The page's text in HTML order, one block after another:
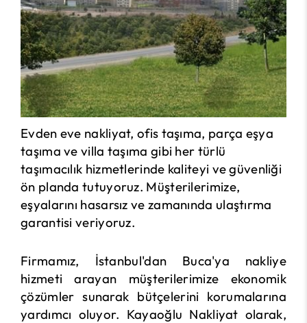
Evden eve nakliyat, ofis taşıma, parça eşya
taşıma ve villa taşıma gibi her türlü
taşımacılık hizmetlerinde kaliteyi ve güvenliği
ön planda tutuyoruz. Müşterilerimize,
eşyalarını hasarsız ve zamanında ulaştırma
garantisi veriyoruz.
Firmamız, İstanbul'dan Buca'ya nakliye
hizmeti arayan müşterilerimize ekonomik
çözümler sunarak bütçelerini korumalarına
yardımcı oluyor. Kayaoğlu Nakliyat olarak,